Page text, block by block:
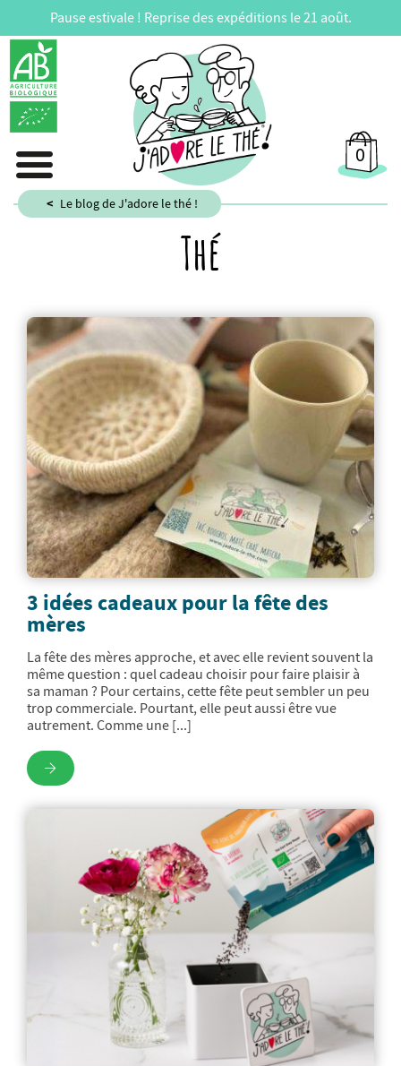
Pause estivale ! Reprise des expéditions le 21 août.
0
Le blog de J'adore le thé !
Thé
3 idées cadeaux pour la fête des
mères
La fête des mères approche, et avec elle revient souvent la
même question : quel cadeau choisir pour faire plaisir à
sa maman ? Pour certains, cette fête peut sembler un peu
trop commerciale. Pourtant, elle peut aussi être vue
autrement. Comme une [...]